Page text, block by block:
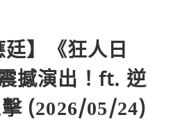
廷】《狂人日
撼演出！ft. 逆
(2026/05/24)